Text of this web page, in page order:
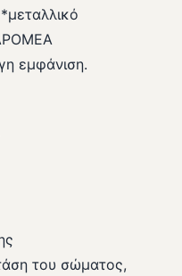
ΔΡΟΜΕΑ
εμφάνιση.
του σώματος,